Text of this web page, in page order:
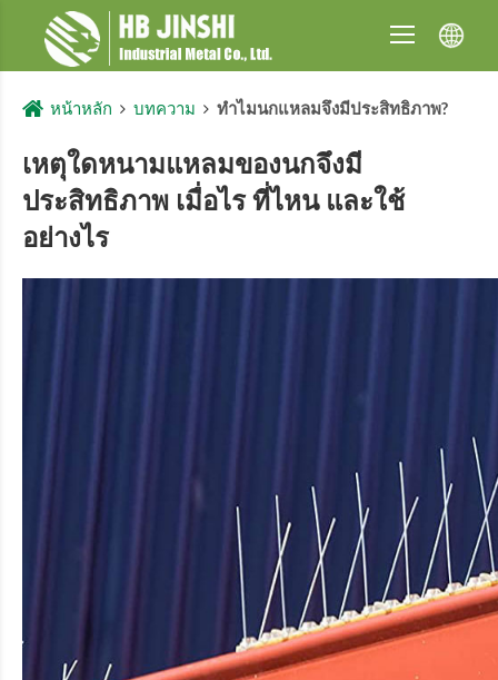
หน้าหลัก บทความ ทำไมนกแหลมจึงมีประสิทธิภาพ?
เหตุใดหนามแหลมของนกจึงมี
ประสิทธิภาพ เมื่อไร ที่ไหน และใช้
อย่างไร